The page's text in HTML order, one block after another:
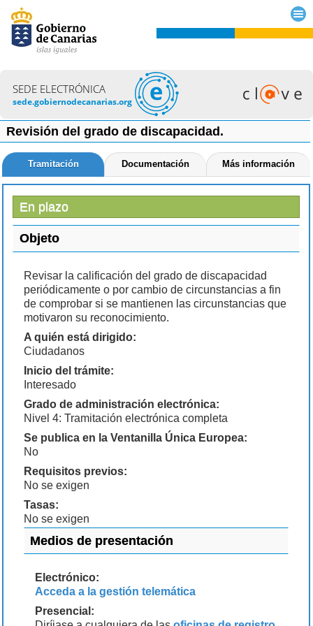
SEDE ELECTRÓNICA
sede.gobiernodecanarias.org
Revisión del grado de discapacidad.
Tramitación Documentación Más información
En plazo
Objeto
Revisar la calificación del grado de discapacidad
periódicamente o por cambio de circunstancias a fin
de comprobar si se mantienen las circunstancias que
motivaron su reconocimiento.
A quién está dirigido:
Ciudadanos
Inicio del trámite:
Interesado
Grado de administración electrónica:
Nivel 4: Tramitación electrónica completa
Se publica en la Ventanilla Única Europea:
No
Requisitos previos:
No se exigen
Tasas:
No se exigen
Medios de presentación
Electrónico:
Acceda a la gestión telemática
Presencial: